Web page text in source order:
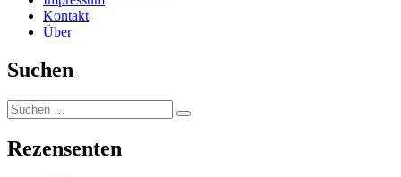
Kontakt
Über
Suchen
Suchen
nach:
Suchen
Rezensenten